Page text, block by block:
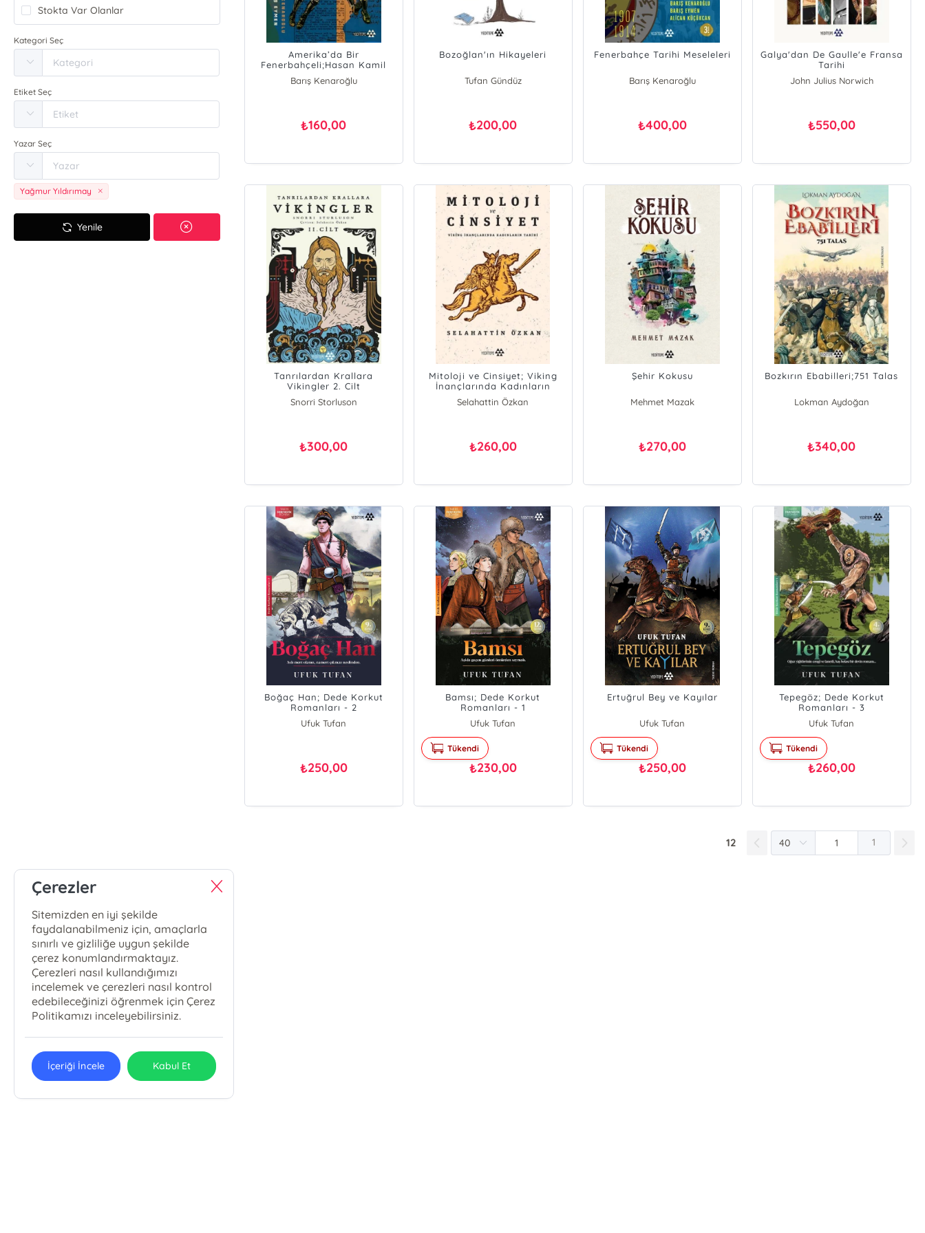
Stokta Var Olanlar
Kategori Seç
Etiket Seç
Yazar Seç
Yağmur Yıldırımay
Yenile
Amerika’da Bir
Fenerbahçeli;Hasan Kamil
Sporel’in Hatıraları
Barış Kenaroğlu
₺160,00
Bozoğlan'ın Hikayeleri
Tufan Gündüz
₺200,00
Fenerbahçe Tarihi Meseleleri
Barış Kenaroğlu
₺400,00
Galya'dan De Gaulle'e Fransa
Tarihi
John Julius Norwich
₺550,00
Tanrılardan Krallara
Vikingler 2. Cilt
Snorri Storluson
₺300,00
Mitoloji ve Cinsiyet; Viking
İnançlarında Kadınların
Tarihi
Selahattin Özkan
₺260,00
Şehir Kokusu
Mehmet Mazak
₺270,00
Bozkırın Ebabilleri;751 Talas
Lokman Aydoğan
₺340,00
Boğaç Han; Dede Korkut
Romanları - 2
Ufuk Tufan
₺250,00
Bamsı; Dede Korkut
Romanları - 1
Ufuk Tufan
Tükendi
₺230,00
Ertuğrul Bey ve Kayılar
Ufuk Tufan
Tükendi
₺250,00
Tepegöz; Dede Korkut
Romanları - 3
Ufuk Tufan
Tükendi
₺260,00
12 1
Çerezler
Sitemizden en iyi şekilde
faydalanabilmeniz için, amaçlarla
sınırlı ve gizliliğe uygun şekilde
çerez konumlandırmaktayız.
Çerezleri nasıl kullandığımızı
incelemek ve çerezleri nasıl kontrol
edebileceğinizi öğrenmek için Çerez
Politikamızı inceleyebilirsiniz.
İçeriği İncele Kabul Et